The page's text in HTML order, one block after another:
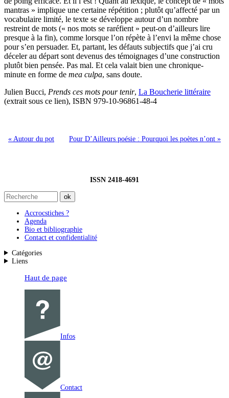
mantras » implique une certaine répétition ; plutôt qu’affecté par un
vocabulaire limité, le texte se développe autour d’un nombre
restreint de mots (« nos mots se raréfient » peut-on d’ailleurs lire
presque à la fin), comme lorsque l’on répète à l’envi la même chose
pour s’en persuader. Et, partant, les défauts subjectifs que j’ai cru
déceler au départ sont devenus des témoignages d’une construction
plutôt bien pensée. Pas mal. Et cela valait bien une chronique-
minute en forme de mea culpa, sans doute.
Julien Bucci, Prends ces mots pour tenir, La Boucherie littéraire
(extrait sous ce lien), ISBN 979-10-96861-48-4
« Autour du pot Pour D’Ailleurs poésie : Pourquoi les poètes n’ont »
ISSN 2418-4691
Accrocstiches ?
Agenda
Bio et bibliographie
Contact et confidentialité
Catégories
Liens
Haut de page
Infos
Contact